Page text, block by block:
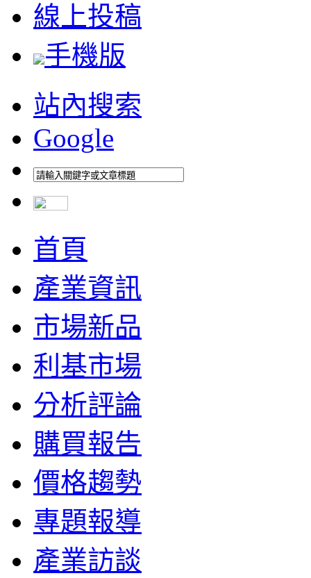
線上投稿
手機版
站內搜索
Google
首頁
產業資訊
市場新品
利基市場
分析評論
購買報告
價格趨勢
專題報導
產業訪談